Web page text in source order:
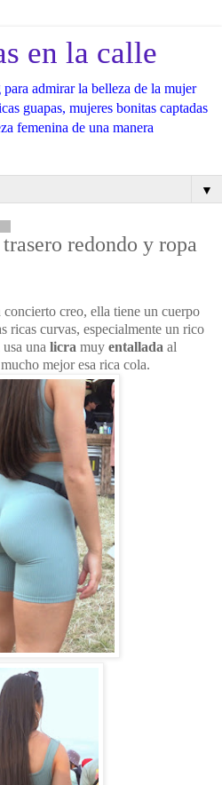
en la calle
admirar la belleza de la mujer
guapas, mujeres bonitas captadas
femenina de una manera
▼
redondo y ropa
creo, ella tiene un cuerpo
ricas curvas, especialmente un rico
una licra muy entallada al
mejor esa rica cola.